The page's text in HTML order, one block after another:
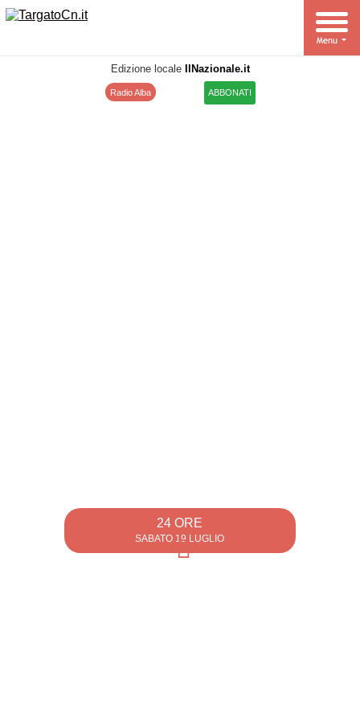
Edizione locale IlNazionale.it
Radio Alba ABBONATI
24 ORE
SABATO 19 LUGLIO